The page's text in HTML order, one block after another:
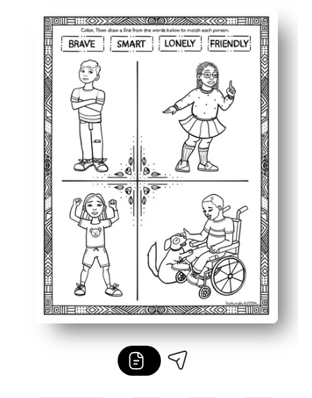
便于打印即用-无需准备，即可在学校或家中开始有意
填色可以吸引每个学习者——忙碌的双手可以帮助害羞
开放式视觉效果引发问题——你可以使用简单、适合年
培养同理心和批判性思维——非常适合 SEL、早间会议或